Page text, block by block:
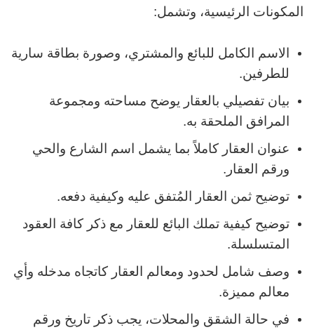
المكونات الرئيسية، وتشمل:
الاسم الكامل للبائع والمشتري، وصورة بطاقة سارية
للطرفين.
بيان تفصيلي بالعقار يوضح مساحته ومجموعة
المرافق الملحقة به.
عنوان العقار كاملاً بما يشمل اسم الشارع والحي
ورقم العقار.
توضيح ثمن العقار المُتفق عليه وكيفية دفعه.
توضيح كيفية تملك البائع للعقار مع ذكر كافة العقود
المتسلسلة.
وصف شامل لحدود ومعالم العقار كاتجاه مدخله وأي
معالم مميزة.
في حالة الشقق والمحلات، يجب ذكر تاريخ ورقم